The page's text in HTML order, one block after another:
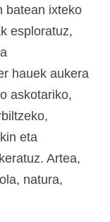
batean ixteko
esploratuz,
hauek aukera
askotariko,
eta
Artea,
natura,